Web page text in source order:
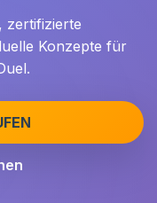
zertifizierte
Konzepte für